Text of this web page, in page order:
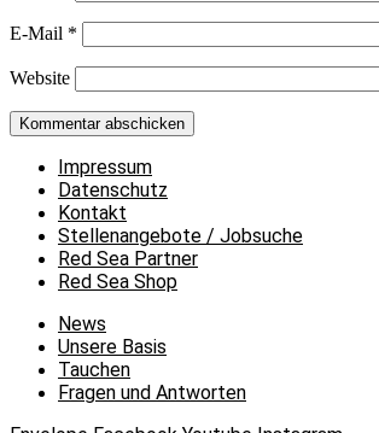
E-Mail *
Website
Impressum
Datenschutz
Kontakt
Stellenangebote / Jobsuche
Red Sea Partner
Red Sea Shop
News
Unsere Basis
Tauchen
Fragen und Antworten